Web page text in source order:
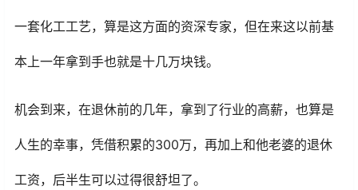
一套化工工艺，算是这方面的资深专家，但在来这以前基
本上一年拿到手也就是十几万块钱。
机会到来，在退休前的几年，拿到了行业的高薪，也算是
人生的幸事，凭借积累的300万，再加上和他老婆的退休
工资，后半生可以过得很舒坦了。